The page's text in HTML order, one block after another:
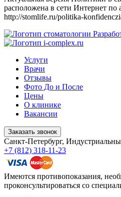
расположена в сети Интернет по
http://stomlife.ru/politika-
Услуги
Врачи
Отзывы
Фото До и После
Цены
О клинике
Вакансии
Заказать звонок
Санкт-Петербург,
+7 (812) 318-11-23
Имеются противопоказания,
проконсультироваться со